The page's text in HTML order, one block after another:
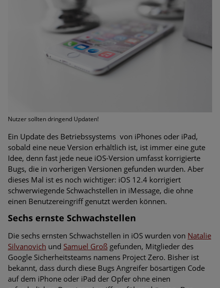
Ungebremster Aufstieg: Mega-Ransomware. Deutsche
Unternehmen dürfen Bedrohungspotential nicht
Weiterentwicklung der HTTP-basierten Cyberangriffe lässt
Harpoon Whaling?
Aktuelle Phishing-Kampagnen mit großen Markennamen –
Amazon hat nun reagiert
Fake-Unternehmensprofile auf LinkedIn: Unternehmen und
Nutzer im Visier der Datendiebe
Cyber Experience Center in Augsburg
Nutzer sollten dringend Updaten!
Ein Update des Betriebssystems von iPhones oder iPad,
sobald eine neue Version erhältlich ist, ist immer eine gute
Idee, denn fast jede neue iOS-Version umfasst korrigierte
Bugs, die in vorherigen Versionen gefunden wurden. Aber
dieses Mal ist es noch wichtiger: iOS 12.4 korrigiert
schwerwiegende Schwachstellen in iMessage, die ohne
einen Benutzereingriff genutzt werden können.
Sechs ernste Schwachstellen
Die sechs ernsten Schwachstellen in iOS wurden von Natalie
Silvanovich und Samuel Groß gefunden, Mitglieder des
Google Sicherheitsteams namens Project Zero. Bisher ist
bekannt, dass durch diese Bugs Angreifer bösartigen Code
auf dem iPhone oder iPad der Opfer ohne einen